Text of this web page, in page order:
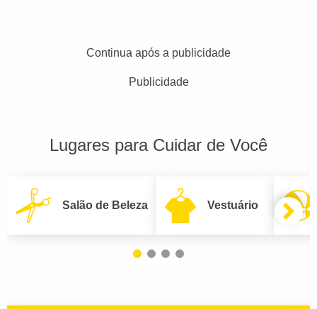
Continua após a publicidade
Publicidade
Lugares para Cuidar de Você
Salão de Beleza Vestuário